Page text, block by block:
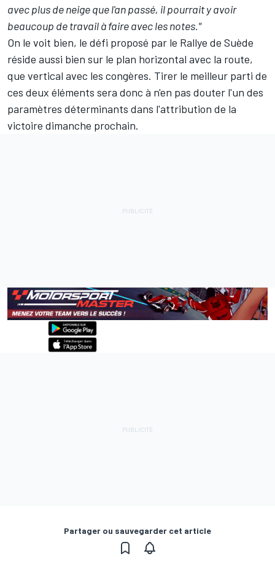
avec plus de neige que l'an passé, il pourrait y avoir
beaucoup de travail à faire avec les notes."
On le voit bien, le défi proposé par le Rallye de Suède
réside aussi bien sur le plan horizontal avec la route,
que vertical avec les congères. Tirer le meilleur parti de
ces deux éléments sera donc à n'en pas douter l'un des
paramètres déterminants dans l'attribution de la
victoire dimanche prochain.
Partager ou sauvegarder cet article